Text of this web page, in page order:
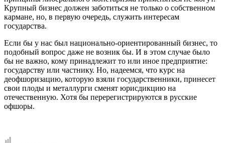
Крупный бизнес должен заботиться не только о собственном
кармане, но, в первую очередь, служить интересам
государства.
Если бы у нас был национально-ориентированный бизнес, то
подобный вопрос даже не возник бы. И в этом случае было
бы не важно, кому принадлежит то или иное предприятие:
государству или частнику. Но, надеемся, что курс на
деофшоризацию, которую взяли государственники, принесет
свои плоды и металлурги сменят юрисдикцию на
отечественную. Хотя бы перерегистрируются в русские
офшоры.